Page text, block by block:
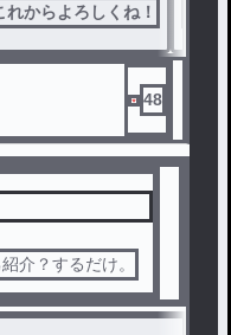
からよろしくね！
48
介？するだけ。